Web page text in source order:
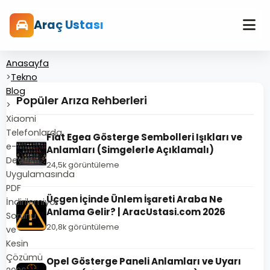
Araç Ustası
Anasayfa
>Tekno
Blog
>
Xiaomi
Telefonlarda
e-
Devlet
Uygulamasında
PDF
İndirilemiyor
Sorunu
ve
Kesin
Çözümü
Popüler Arıza Rehberleri
Fiat Egea Gösterge Sembolleri Işıkları ve
Anlamları (Simgelerle Açıklamalı)
24,5k görüntüleme
Üçgen İçinde Ünlem İşareti Araba Ne
Anlama Gelir? | AracUstasi.com 2026
20,8k görüntüleme
Opel Gösterge Paneli Anlamları ve Uyarı